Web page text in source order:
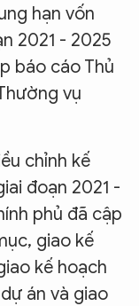
hạn vốn
2021 - 2025
báo cáo Thủ
vụ
chỉnh kế
đoạn 2021 -
phủ đã cập
giao kế
kế hoạch
án và giao